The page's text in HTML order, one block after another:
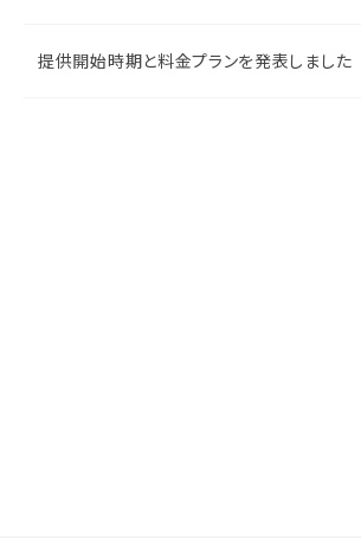
提供開始時期と料金プランを発表しました